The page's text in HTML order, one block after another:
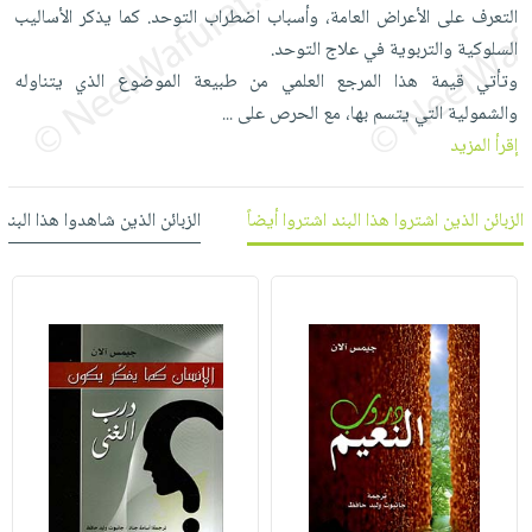
العناية
بالأسنان
الحمية
والتغذية
أدوات
المائدة
الأوعية
والتخزين
الأكثر
مبيعاً
العودة
للمدارس
اكسسوارات
كتب
اكسسوارات
منزلية
ملابس
مطرزات
حقائب
حلي
عناية
بالذات
شحن
مجاني
بنود
مختارة
اشتراكات
كل
الاشتراكات
صندوق
القراءة
iKitab
حدود
بحث
متقدم
وفرات
عن
الشركة
سياسة
الشركة
حسابك
لائحة
الأمنيات
التعرف على الأعراض العامة، وأسباب اضطراب التوحد. كما يذكر الأساليب
السلوكية والتربوية في علاج التوحد.
وتأتي قيمة هذا المرجع العلمي من طبيعة الموضوع الذي يتناوله
والشمولية التي يتسم بها، مع الحرص على...
إقرأ المزيد
الزبائن الذين اشتروا هذا البند اشتروا أيضاً الزبائن الذين شاهدوا هذا